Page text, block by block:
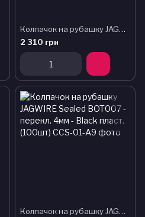
Колпачок на рубашку JAGWIRE Open BOT192-2BJ - перекл. 4мм - Black алюм. (50шт)
2 310 грн
Колпачок на рубашку JAGWIRE Sealed BOT007 - перекл. 4мм - Black пласт. (100шт)